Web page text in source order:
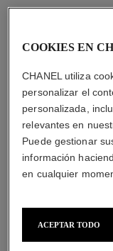
baume essentiel
COOKIES EN
CHANEL utiliza
personalizar el
personalizada,
relevantes en
Puede gestionar
información
en cualquier
ACEPTAR TODO